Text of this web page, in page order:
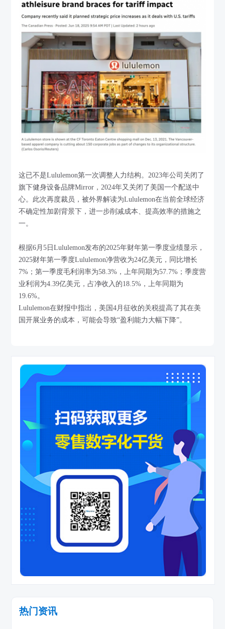
这已不是Lululemon第一次调整人力结构。2023年公司关闭了
旗下健身设备品牌Mirror，2024年又关闭了美国一个配送中
心。此次再度裁员，被外界解读为Lululemon在当前全球经济
不确定性加剧背景下，进一步削减成本、提高效率的措施之
一。
根据6月5日Lululemon发布的2025年财年第一季度业绩显示，
2025财年第一季度Lululemon净营收为24亿美元，同比增长
7%；第一季度毛利润率为58.3%，上年同期为57.7%；季度营
业利润为4.39亿美元，占净收入的18.5%，上年同期为
19.6%。
Lululemon在财报中指出，美国4月征收的关税提高了其在美
国开展业务的成本，可能会导致“盈利能力大幅下降”。
热门资讯